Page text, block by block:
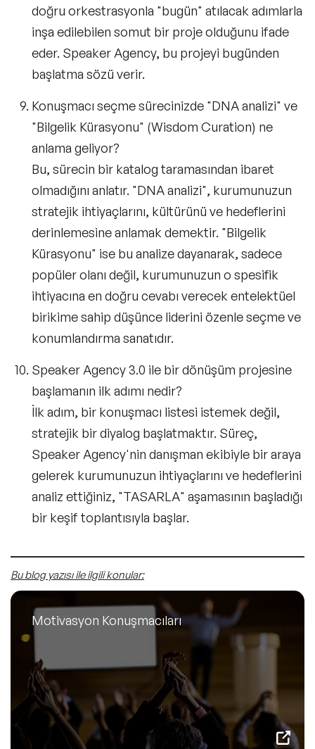
doğru orkestrasyonla "bugün" atılacak adımlarla
inşa edilebilen somut bir proje olduğunu ifade
eder. Speaker Agency, bu projeyi bugünden
başlatma sözü verir.
Konuşmacı seçme sürecinizde "DNA analizi" ve
"Bilgelik Kürasyonu" (Wisdom Curation) ne
anlama geliyor?
Bu, sürecin bir katalog taramasından ibaret
olmadığını anlatır. "DNA analizi", kurumunuzun
stratejik ihtiyaçlarını, kültürünü ve hedeflerini
derinlemesine anlamak demektir. "Bilgelik
Kürasyonu" ise bu analize dayanarak, sadece
popüler olanı değil, kurumunuzun o spesifik
ihtiyacına en doğru cevabı verecek entelektüel
birikime sahip düşünce liderini özenle seçme ve
konumlandırma sanatıdır.
Speaker Agency 3.0 ile bir dönüşüm projesine
başlamanın ilk adımı nedir?
İlk adım, bir konuşmacı listesi istemek değil,
stratejik bir diyalog başlatmaktır. Süreç,
Speaker Agency'nin danışman ekibiyle bir araya
gelerek kurumunuzun ihtiyaçlarını ve hedeflerini
analiz ettiğiniz, "TASARLA" aşamasının başladığı
bir keşif toplantısıyla başlar.
Bu blog yazısı ile ilgili konular:
Motivasyon Konuşmacıları